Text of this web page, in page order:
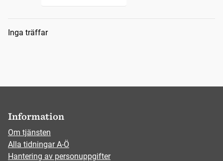
Sökresultat
Inga träffar
Information
Om tjänsten
Alla tidningar A-Ö
Hantering av personuppgifter